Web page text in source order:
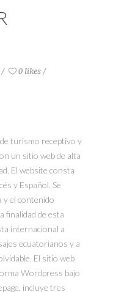
0 likes
turismo receptivo y
un sitio web de alta
El website consta
y Español. Se
y el contenido
finalidad de esta
internacional a
ecuatorianos y a
El sitio web
Wordpress bajo
incluye tres